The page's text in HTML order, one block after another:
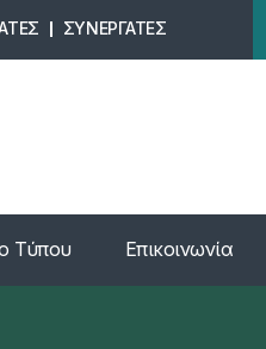
ΣΥΝΕΡΓΑΤΕΣ
Τύπου Επικοινωνία